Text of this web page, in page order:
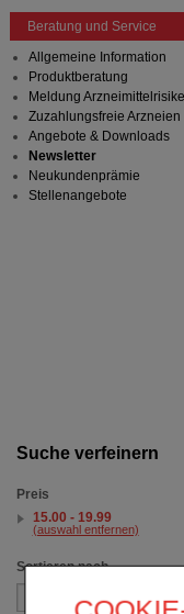
Suche verfeinern
Preis
15.00 - 19.99
(auswahl entfernen)
Sortieren nach
Beratung und Service
Allgemeine Information
Produktberatung
Meldung
Zuzahlungsfreie Arzneien
Angebote & Downloads
Newsletter
Neukundenprämie
Stellenangebote